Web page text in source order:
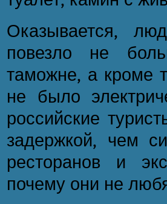
Оказывается,
повезло не
таможне, а кроме
не было
российские
задержкой, чем
ресторанов и
почему они не